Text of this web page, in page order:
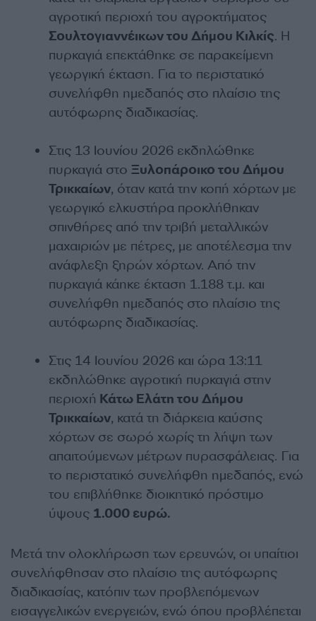
αγροτική περιοχή του αγροκτήματος
Σουλτογιαννέικων του Δήμου Κιλκίς. Η
πυρκαγιά επεκτάθηκε σε παρακείμενη
γεωργική έκταση. Για το περιστατικό
συνελήφθη ημεδαπός στο πλαίσιο της
αυτόφωρης διαδικασίας.
Στις 13 Ιουνίου 2026 εκδηλώθηκε
πυρκαγιά στο Ξυλοπάροικο του Δήμου
Τρικκαίων, όταν κατά την κοπή χόρτων με
γεωργικό ελκυστήρα προκλήθηκαν
σπινθήρες από την τριβή μεταλλικών
μαχαιριών με πέτρες, με αποτέλεσμα την
ανάφλεξη ξηρών χόρτων. Από την
πυρκαγιά κάηκε έκταση 1.188 τ.μ. και
συνελήφθη ημεδαπός στο πλαίσιο της
αυτόφωρης διαδικασίας.
Στις 14 Ιουνίου 2026 και ώρα 13:11
εκδηλώθηκε αγροτική πυρκαγιά στην
περιοχή Κάτω Ελάτη του Δήμου
Τρικκαίων, κατά τη διάρκεια καύσης
χόρτων σε σωρό χωρίς τη λήψη των
απαιτούμενων μέτρων πυρασφάλειας. Για
το περιστατικό συνελήφθη ημεδαπός, ενώ
του επιβλήθηκε διοικητικό πρόστιμο
ύψους 1.000 ευρώ.
Μετά την ολοκλήρωση των ερευνών, οι υπαίτιοι
συνελήφθησαν στο πλαίσιο της αυτόφωρης
διαδικασίας, κατόπιν των προβλεπόμενων
εισαγγελικών ενεργειών, ενώ όπου προβλέπεται